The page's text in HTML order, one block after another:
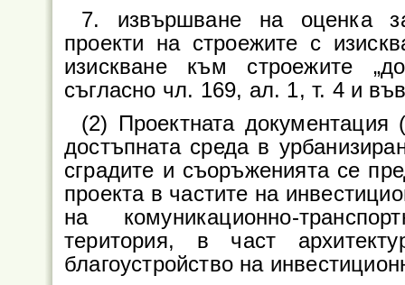
7. извършване на оценка за
проекти на строежите с
изискване към строежите
съгласно чл. 169, ал. 1, т. 4 и
(2) Проектната документация
достъпната среда в
сградите и съоръженията се
проекта в частите на
на комуникационно-
територия, в част
благоустройство на